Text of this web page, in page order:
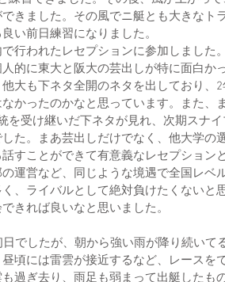
きました。その風でニ艇とも大きなト
い前日練習になりました。
行われたレセプションに参加しました
的に東大と阪大の芸出しが特に面白か
大も下ネタ全開のネタを出しており、
かったのかなと思っています。また、
を受け継いだ下ネタが見れ、次期スナ
た。まあ芸出しだけでなく、他大学の
すことができて有意義なレセプション
運営など、同じような境遇で全国レベ
、ライバルとして絶対負けたくないと
きれば良いなと思いました。
日でしたが、朝から強い雨が降り続いて
頃には雷雲が接近するなど、レースを
過ぎ去り、雨足も弱まって出艇したも